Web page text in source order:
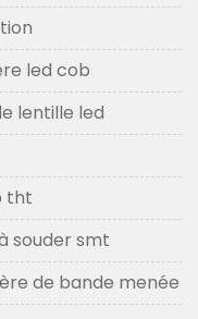
led cob
lentille led
tht
souder smt
de bande menée